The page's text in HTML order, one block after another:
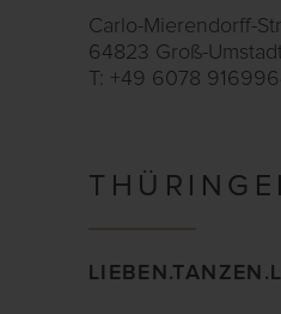
Carlo-Mierendorff-
64823 Groß-Umstadt
T: +49 6078